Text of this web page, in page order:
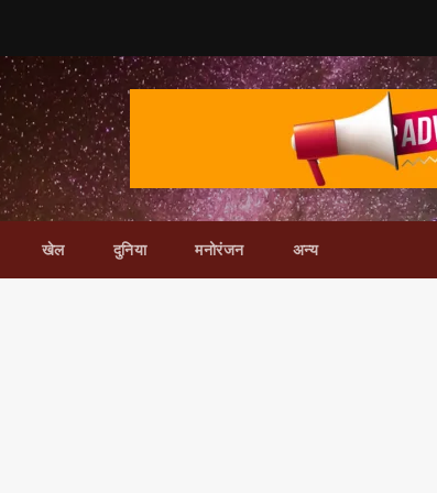
खेल दुनिया मनोरंजन अन्य